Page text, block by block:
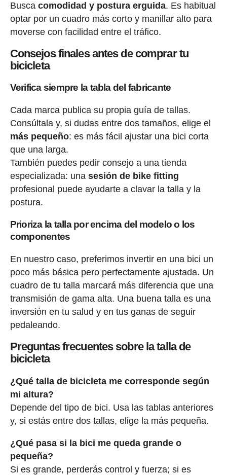
Busca comodidad y postura erguida. Es habitual
optar por un cuadro más corto y manillar alto para
moverse con facilidad entre el tráfico.
Consejos finales antes de comprar tu
bicicleta
Verifica siempre la tabla del fabricante
Cada marca publica su propia guía de tallas.
Consúltala y, si dudas entre dos tamaños, elige el
más pequeño: es más fácil ajustar una bici corta
que una larga.
También puedes pedir consejo a una tienda
especializada: una sesión de bike fitting
profesional puede ayudarte a clavar la talla y la
postura.
Prioriza la talla por encima del modelo o los
componentes
En nuestro caso, preferimos invertir en una bici un
poco más básica pero perfectamente ajustada. Un
cuadro de tu talla marcará más diferencia que una
transmisión de gama alta. Una buena talla es una
inversión en tu salud y en tus ganas de seguir
pedaleando.
Preguntas frecuentes sobre la talla de
bicicleta
¿Qué talla de bicicleta me corresponde según
mi altura?
Depende del tipo de bici. Usa las tablas anteriores
y, si estás entre dos tallas, elige la más pequeña.
¿Qué pasa si la bici me queda grande o
pequeña?
Si es grande, perderás control y fuerza; si es